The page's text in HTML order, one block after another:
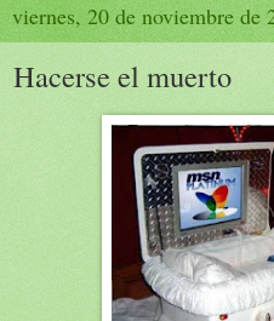
viernes, 20 de noviembre de
Hacerse el muerto